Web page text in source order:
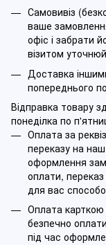
Самовивіз
ваше
офіс і забрати
візитом
Доставка
попереднього
Відправка товару
понеділка по
Оплата за
переказу на
оформлення
оплати,
для вас
Оплата
безпечно
під час